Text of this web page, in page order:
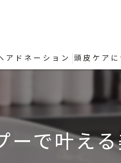
アドネーション 頭皮ケアに
ーで叶え